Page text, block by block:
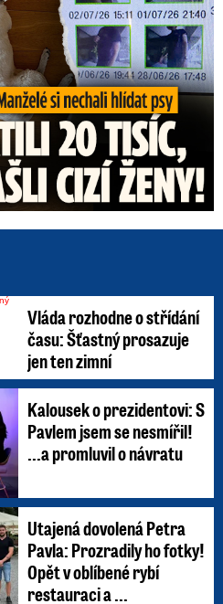
Vláda rozhodne o střídání
času: Šťastný prosazuje
jen ten zimní
Kalousek o prezidentovi: S
Pavlem jsem se nesmířil!
...a promluvil o návratu
Utajená dovolená Petra
Pavla: Prozradily ho fotky!
Opět v oblíbené rybí
restauraci a ...